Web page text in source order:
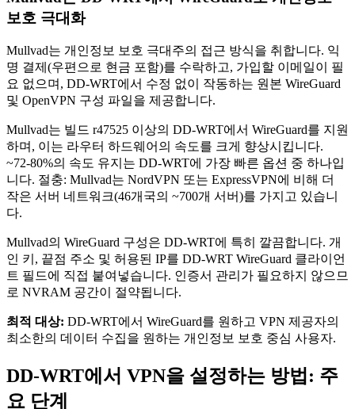
보호 극대화
Mullvad는 개인정보 보호 극대주의 접근 방식을 취합니다. 익
명 결제(우편으로 현금 포함)를 수락하고, 가입할 이메일이 필
요 없으며, DD-WRT에서 수정 없이 작동하는 원본 WireGuard
및 OpenVPN 구성 파일을 제공합니다.
Mullvad는 빌드 r47525 이상의 DD-WRT에서 WireGuard를 지원
하며, 이는 라우터 하드웨어의 속도를 크게 향상시킵니다.
~72-80%의 속도 유지는 DD-WRT에 가장 빠른 옵션 중 하나입
니다. 절충: Mullvad는 NordVPN 또는 ExpressVPN에 비해 더
작은 서버 네트워크(46개국의 ~700개 서버)를 가지고 있습니
다.
Mullvad의 WireGuard 구성은 DD-WRT에 특히 깔끔합니다. 개
인 키, 끝점 주소 및 허용된 IP를 DD-WRT WireGuard 클라이언
트 필드에 직접 붙여넣습니다. 인증서 관리가 필요하지 않으므
로 NVRAM 공간이 절약됩니다.
최적 대상: DD-WRT에서 WireGuard를 원하고 VPN 제공자의
최소한의 데이터 수집을 원하는 개인정보 보호 중심 사용자.
DD-WRT에서 VPN을 설정하는 방법: 주
요 단계